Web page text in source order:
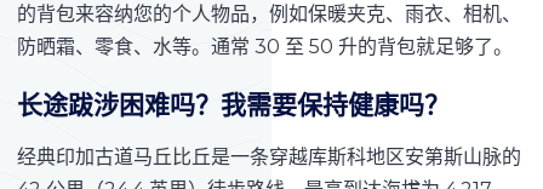
的背包来容纳您的个人物品，例如保暖夹克、雨衣、相机、
防晒霜、零食、水等。通常 30 至 50 升的背包就足够了。
长途跋涉困难吗？我需要保持健康吗？
经典印加古道马丘比丘是一条穿越库斯科地区安第斯山脉的